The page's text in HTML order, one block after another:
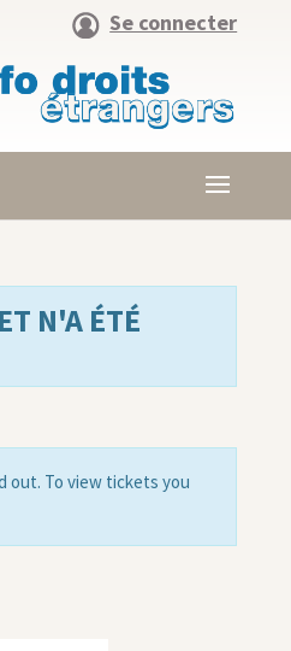
Se connecter
N'A ÉTÉ
out. To view tickets you